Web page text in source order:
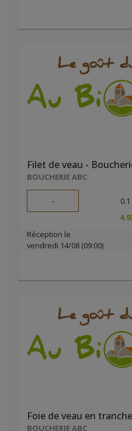
Filet de veau -
BOUCHERIE ABC
- 0.1
Réception le
vendredi 14/08 (09:00)
Foie de veau en tranche
BOUCHERIE ABC